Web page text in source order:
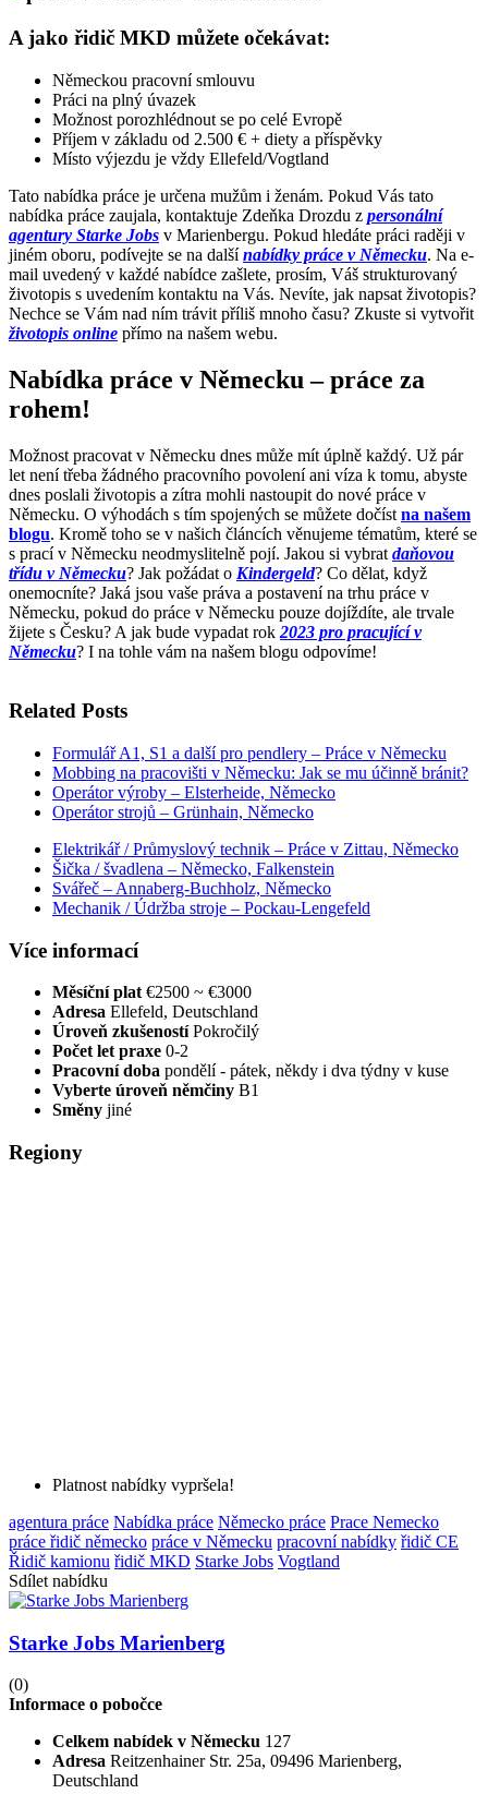
A jako řidič MKD můžete očekávat:
Německou pracovní smlouvu
Práci na plný úvazek
Možnost porozhlédnout se po celé Evropě
Příjem v základu od 2.500 € + diety a příspěvky
Místo výjezdu je vždy Ellefeld/Vogtland
Tato nabídka práce je určena mužům i ženám. Pokud Vás tato
nabídka práce zaujala, kontaktuje Zdeňka Drozdu z personální
agentury Starke Jobs v Marienbergu. Pokud hledáte práci raději v
jiném oboru, podívejte se na dalšínabídky práce v Německu. Na e-
mail uvedený v každé nabídce zašlete, prosím, Váš strukturovaný
životopis s uvedením kontaktu na Vás. Nevíte, jak napsat životopis?
Nechce se Vám nad ním trávit příliš mnoho času? Zkuste si vytvořit
životopis online přímo na našem webu.
Nabídka práce v Německu – práce za
rohem!
Možnost pracovat v Německu dnes může mít úplně každý. Už pár
let není třeba žádného pracovního povolení ani víza k tomu, abyste
dnes poslali životopis a zítra mohli nastoupit do nové práce v
Německu. O výhodách s tím spojených se můžete dočíst na našem
blogu. Kromě toho se v našich článcích věnujeme tématům, které se
s prací v Německu neodmyslitelně pojí. Jakou si vybrat daňovou
třídu v Německu? Jak požádat o Kindergeld? Co dělat, když
onemocníte? Jaká jsou vaše práva a postavení na trhu práce v
Německu, pokud do práce v Německu pouze dojíždíte, ale trvale
žijete s Česku? A jak bude vypadat rok 2023 pro pracující v
Německu? I na tohle vám na našem blogu odpovíme!
Related Posts
Formulář A1, S1 a další pro pendlery – Práce v Německu
Mobbing na pracovišti v Německu: Jak se mu účinně bránit?
Operátor výroby – Elsterheide, Německo
Operátor strojů – Grünhain, Německo
Elektrikář / Průmyslový technik – Práce v Zittau, Německo
Šička / švadlena – Německo, Falkenstein
Svářeč – Annaberg-Buchholz, Německo
Mechanik / Údržba stroje – Pockau-Lengefeld
Více informací
Měsíční plat€2500 ~ €3000
Adresa Ellefeld, Deutschland
Úroveň zkušenostíPokročilý
Počet let praxe 0-2
Pracovní doba pondělí - pátek, někdy i dva týdny v kuse
Vyberte úroveň němčiny B1
Směny jiné
Regiony
Platnost nabídky vypršela!
agentura práce Nabídka práce Německo práce Prace Nemecko
práce řidič německo práce v Německu pracovní nabídky řidič CE
Řidič kamionu řidič MKD Starke Jobs Vogtland
Sdílet nabídku
Starke Jobs Marienberg
(0)
Informace o pobočce
Celkem nabídek v Německu 127
Adresa Reitzenhainer Str. 25a, 09496 Marienberg,
Deutschland